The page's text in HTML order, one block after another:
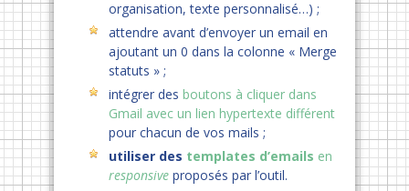
organisation, texte personnalisé…) ;
attendre avant d’envoyer un email en
ajoutant un 0 dans la colonne « Merge
statuts » ;
intégrer des boutons à cliquer dans
Gmail avec un lien hypertexte différent
pour chacun de vos mails ;
utiliser des templates d’emails en
responsive proposés par l’outil.